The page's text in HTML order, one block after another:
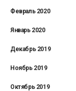
Февраль 2020
Январь 2020
Декабрь 2019
Ноябрь 2019
Октябрь 2019